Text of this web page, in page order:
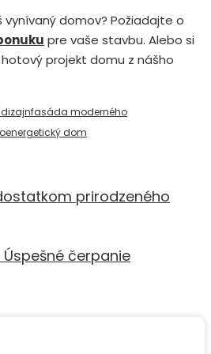
domov? Požiadajte o
pre vaše stavbu. Alebo si
projekt domu z nášho
fasáda moderného
dom
prirodzeného
čerpanie